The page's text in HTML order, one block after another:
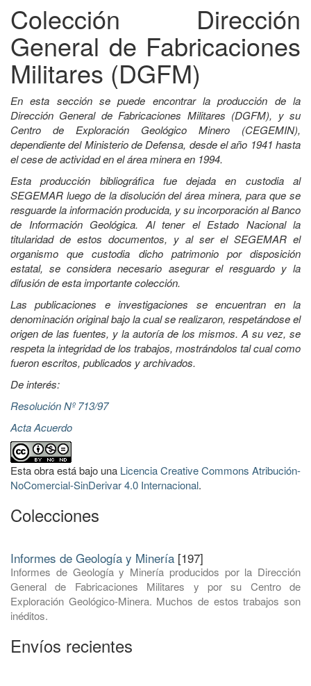
Colección Dirección
General de Fabricaciones
Militares (DGFM)
En esta sección se puede encontrar la producción de la
Dirección General de Fabricaciones Militares (DGFM), y su
Centro de Exploración Geológico Minero (CEGEMIN),
dependiente del Ministerio de Defensa, desde el año 1941 hasta
el cese de actividad en el área minera en 1994.
Esta producción bibliográfica fue dejada en custodia al
SEGEMAR luego de la disolución del área minera, para que se
resguarde la información producida, y su incorporación al Banco
de Información Geológica. Al tener el Estado Nacional la
titularidad de estos documentos, y al ser el SEGEMAR el
organismo que custodia dicho patrimonio por disposición
estatal, se considera necesario asegurar el resguardo y la
difusión de esta importante colección.
Las publicaciones e investigaciones se encuentran en la
denominación original bajo la cual se realizaron, respetándose el
origen de las fuentes, y la autoría de los mismos. A su vez, se
respeta la integridad de los trabajos, mostrándolos tal cual como
fueron escritos, publicados y archivados.
De interés:
Resolución Nº 713/97
Acta Acuerdo
Esta obra está bajo una Licencia Creative Commons Atribución-
NoComercial-SinDerivar 4.0 Internacional.
Colecciones
Informes de Geología y Minería [197]
Informes de Geología y Minería producidos por la Dirección
General de Fabricaciones Militares y por su Centro de
Exploración Geológico-Minera. Muchos de estos trabajos son
inéditos.
Envíos recientes